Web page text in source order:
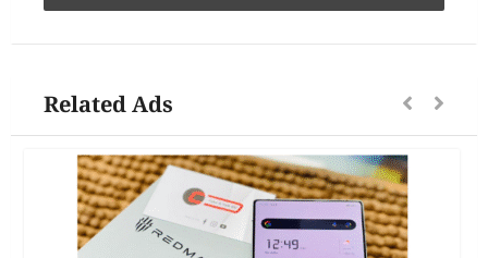
Related Ads